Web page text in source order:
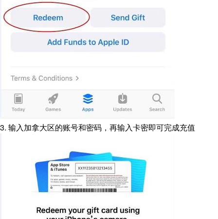
3. 输入加拿大区的账号和密码，再输入卡密即可完成充值